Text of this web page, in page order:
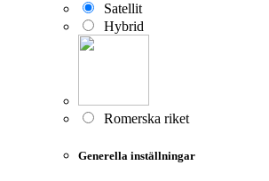
Satellit
Hybrid
Romerska riket
Generella inställningar